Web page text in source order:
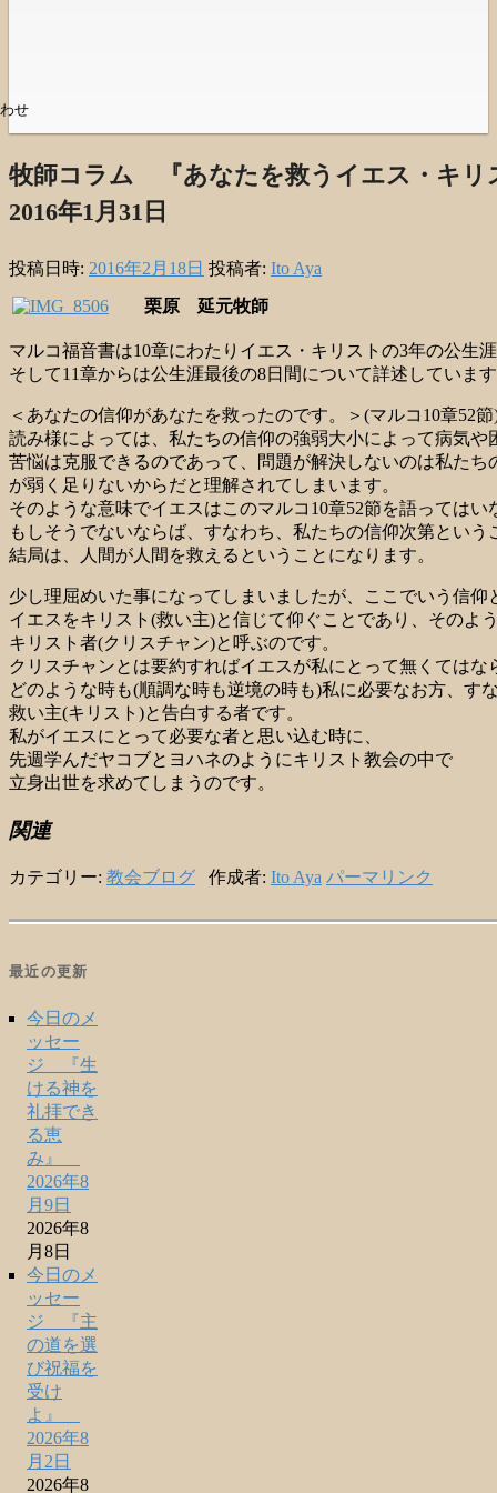
せ
牧師コラム 『あなたを救うイエス・キ
2016年1月31日
投稿日時: 2016年2月18日 投稿者: Ito Aya
栗原 延元牧師
マルコ福音書は10章にわたりイエス・キリストの3年の公生
そして11章からは公生涯最後の8日間について詳述していま
＜あなたの信仰があなたを救ったのです。＞(マルコ10章52節
読み様によっては、私たちの信仰の強弱大小によって病気や
苦悩は克服できるのであって、問題が解決しないのは私たち
が弱く足りないからだと理解されてしまいます。
そのような意味でイエスはこのマルコ10章52節を語ってはい
もしそうでないならば、すなわち、私たちの信仰次第という
結局は、人間が人間を救えるということになります。
少し理屈めいた事になってしまいましたが、ここでいう信仰
イエスをキリスト(救い主)と信じて仰ぐことであり、そのよ
キリスト者(クリスチャン)と呼ぶのです。
クリスチャンとは要約すればイエスが私にとって無くてはな
どのような時も(順調な時も逆境の時も)私に必要なお方、す
救い主(キリスト)と告白する者です。
私がイエスにとって必要な者と思い込む時に、
先週学んだヤコブとヨハネのようにキリスト教会の中で
立身出世を求めてしまうのです。
関連
カテゴリー: 教会ブログ 作成者: Ito Aya パーマリンク
最近の更新
今日のメ
ッセー
ジ 『生
ける神を
礼拝でき
る恵
み』
2026年8
月9日
2026年8
月8日
今日のメ
ッセー
ジ 『主
の道を選
び祝福を
受け
よ』
2026年8
月2日
2026年8